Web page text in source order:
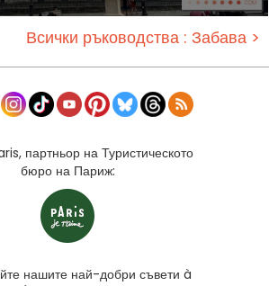
Всички ръководства : Забава >
партньор на Туристическото
бюро на Париж:
нашите най-добри съвети à